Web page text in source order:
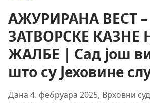
АЖУРИРАНА ВЕСТ –
ЗАТВОРСКЕ КАЗНЕ
ЖАЛБЕ | Сад још
што су Јеховине
Дана 4. фебруара 2025, Врховни